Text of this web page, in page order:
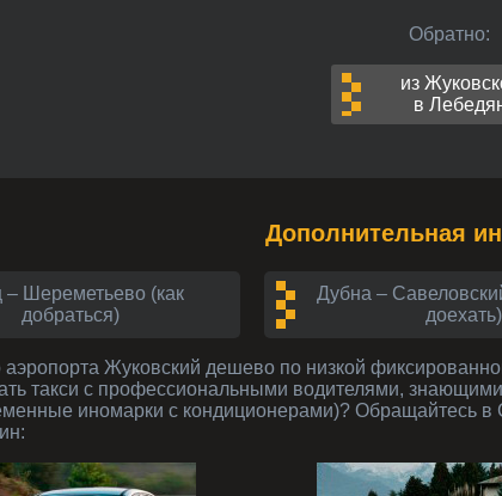
Обратно:
из
в
Дополнительная
– Шереметьево (как
добраться)
Дубна –
доехать)
такси с профессиональными водителями,
иномарки с кондиционерами)? Обращайтесь